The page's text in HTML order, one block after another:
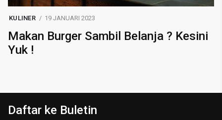
KULINER 19 JANUARI 2023
Makan Burger Sambil Belanja ? Kesini
Yuk !
Daftar ke Buletin